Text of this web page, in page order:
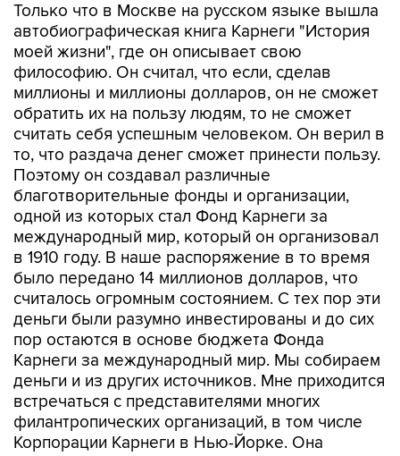
Только что в Москве на русском языке вышла
автобиографическая книга Карнеги "История
моей жизни", где он описывает свою
философию. Он считал, что если, сделав
миллионы и миллионы долларов, он не сможет
обратить их на пользу людям, то не сможет
считать себя успешным человеком. Он верил в
то, что раздача денег сможет принести пользу.
Поэтому он создавал различные
благотворительные фонды и организации,
одной из которых стал Фонд Карнеги за
международный мир, который он организовал
в 1910 году. В наше распоряжение в то время
было передано 14 миллионов долларов, что
считалось огромным состоянием. С тех пор эти
деньги были разумно инвестированы и до сих
пор остаются в основе бюджета Фонда
Карнеги за международный мир. Мы собираем
деньги и из других источников. Мне приходится
встречаться с представителями многих
филантропических организаций, в том числе
Корпорации Карнеги в Нью-Йорке. Она